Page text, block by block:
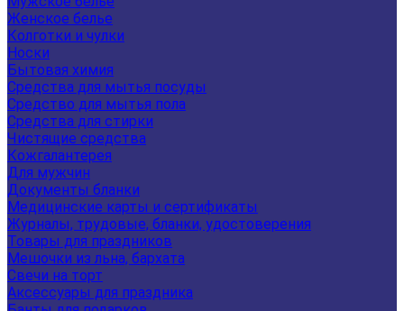
Женское белье
Колготки и чулки
Носки
Бытовая химия
Средства для мытья посуды
Средство для мытья пола
Средства для стирки
Чистящие средства
Кожгалантерея
Для мужчин
Документы бланки
Медицинские карты и сертификаты
Журналы, трудовые, бланки, удостоверения
Товары для праздников
Мешочки из льна, бархата
Свечи на торт
Аксессуары для праздника